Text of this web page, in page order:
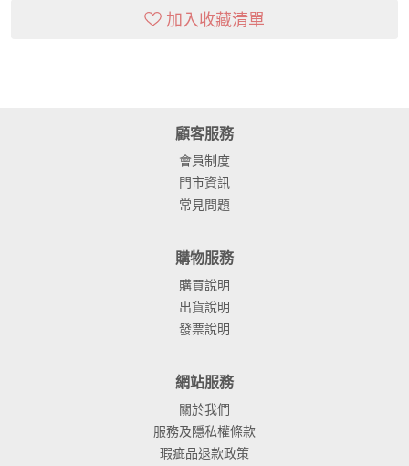
加入收藏清單
顧客服務
會員制度
門市資訊
常見問題
購物服務
購買說明
出貨說明
發票說明
網站服務
關於我們
服務及隱私權條款
瑕疵品退款政策